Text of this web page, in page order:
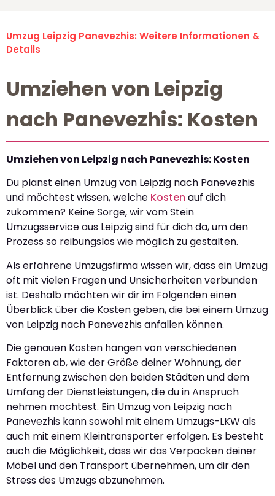
Umzug Leipzig Panevezhis: Weitere Informationen &
Details
Umziehen von Leipzig
nach Panevezhis: Kosten
Umziehen von Leipzig nach Panevezhis: Kosten
Du planst einen Umzug von Leipzig nach Panevezhis
und möchtest wissen, welche Kosten auf dich
zukommen? Keine Sorge, wir vom Stein
Umzugsservice aus Leipzig sind für dich da, um den
Prozess so reibungslos wie möglich zu gestalten.
Als erfahrene Umzugsfirma wissen wir, dass ein Umzug
oft mit vielen Fragen und Unsicherheiten verbunden
ist. Deshalb möchten wir dir im Folgenden einen
Überblick über die Kosten geben, die bei einem Umzug
von Leipzig nach Panevezhis anfallen können.
Die genauen Kosten hängen von verschiedenen
Faktoren ab, wie der Größe deiner Wohnung, der
Entfernung zwischen den beiden Städten und dem
Umfang der Dienstleistungen, die du in Anspruch
nehmen möchtest. Ein Umzug von Leipzig nach
Panevezhis kann sowohl mit einem Umzugs-LKW als
auch mit einem Kleintransporter erfolgen. Es besteht
auch die Möglichkeit, dass wir das Verpacken deiner
Möbel und den Transport übernehmen, um dir den
Stress des Umzugs abzunehmen.